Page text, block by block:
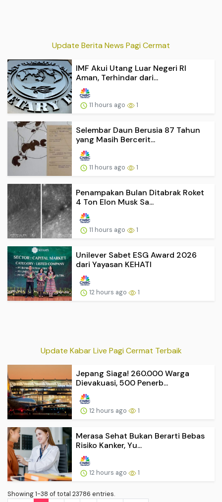
Update Berita News Pagi Cermat
IMF Akui Utang Luar Negeri RI
Aman, Terhindar dari...
11 hours ago 1
Selembar Daun Berusia 87 Tahun
yang Masih Bercerit...
11 hours ago 1
Penampakan Bulan Ditabrak Roket
4 Ton Elon Musk Sa...
11 hours ago 1
Unilever Sabet ESG Award 2026
dari Yayasan KEHATI
12 hours ago 1
Update Kabar Live Pagi Cermat Terbaik
Jepang Siaga! 260.000 Warga
Dievakuasi, 500 Penerb...
12 hours ago 1
Merasa Sehat Bukan Berarti Bebas
Risiko Kanker, Yu...
12 hours ago 1
Showing 1-38 of total 23786 entries.